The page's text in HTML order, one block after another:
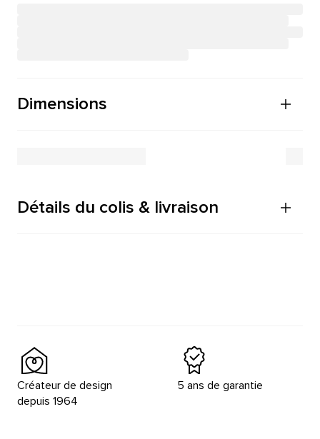
Dimensions
Détails du colis & livraison
Créateur de design
depuis 1964
5 ans de garantie